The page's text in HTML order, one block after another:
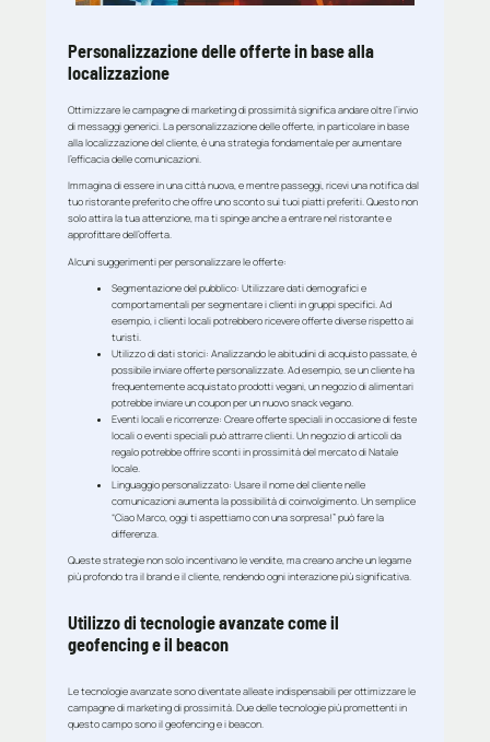
Personalizzazione delle offerte in base alla
localizzazione
Ottimizzare le campagne di marketing di prossimità significa andare oltre l’invio
di messaggi generici. La personalizzazione delle offerte, in particolare in base
alla localizzazione del cliente, è una strategia fondamentale per aumentare
l’efficacia delle comunicazioni.
Immagina di essere in una città nuova, e mentre passeggi, ricevi una notifica dal
tuo ristorante preferito che offre uno sconto sui tuoi piatti preferiti. Questo non
solo attira la tua attenzione, ma ti spinge anche a entrare nel ristorante e
approfittare dell’offerta.
Alcuni suggerimenti per personalizzare le offerte:
Segmentazione del pubblico: Utilizzare dati demografici e
comportamentali per segmentare i clienti in gruppi specifici. Ad
esempio, i clienti locali potrebbero ricevere offerte diverse rispetto ai
turisti.
Utilizzo di dati storici: Analizzando le abitudini di acquisto passate, è
possibile inviare offerte personalizzate. Ad esempio, se un cliente ha
frequentemente acquistato prodotti vegani, un negozio di alimentari
potrebbe inviare un coupon per un nuovo snack vegano.
Eventi locali e ricorrenze: Creare offerte speciali in occasione di feste
locali o eventi speciali può attrarre clienti. Un negozio di articoli da
regalo potrebbe offrire sconti in prossimità del mercato di Natale
locale.
Linguaggio personalizzato: Usare il nome del cliente nelle
comunicazioni aumenta la possibilità di coinvolgimento. Un semplice
“Ciao Marco, oggi ti aspettiamo con una sorpresa!” può fare la
differenza.
Queste strategie non solo incentivano le vendite, ma creano anche un legame
più profondo tra il brand e il cliente, rendendo ogni interazione più significativa.
Utilizzo di tecnologie avanzate come il
geofencing e il beacon
Le tecnologie avanzate sono diventate alleate indispensabili per ottimizzare le
campagne di marketing di prossimità. Due delle tecnologie più promettenti in
questo campo sono il geofencing e i beacon.